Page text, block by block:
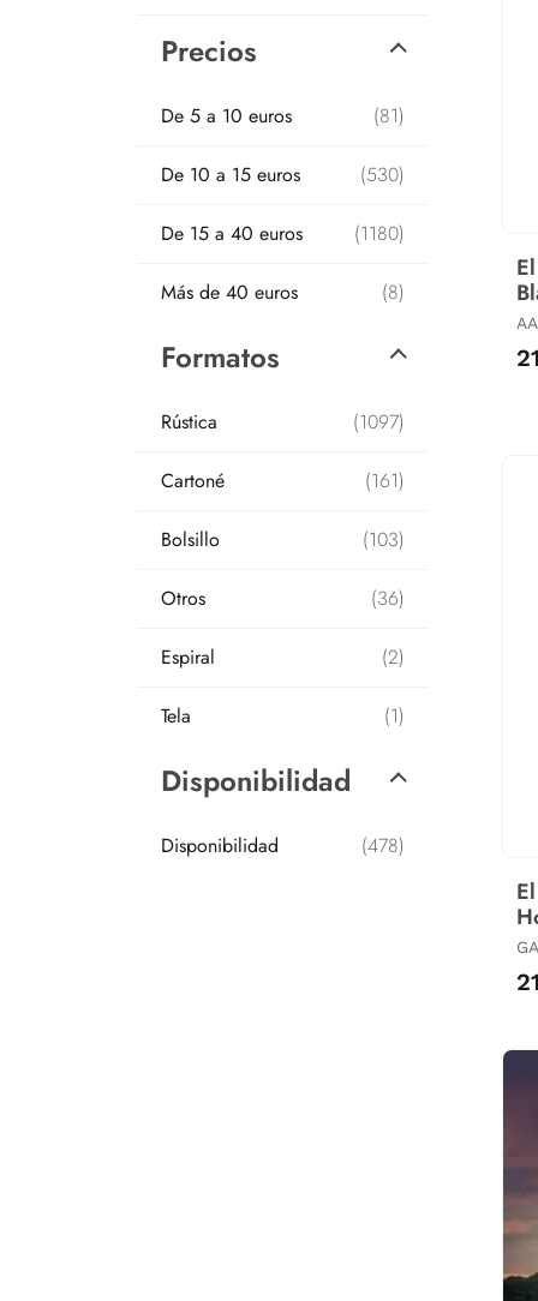
Precios
De 5 a 10 euros (81)
De 10 a 15 euros (530)
De 15 a 40 euros (1180)
Más de 40 euros (8)
Formatos
Rústica (1097)
Cartoné (161)
Bolsillo (103)
Otros (36)
Espiral (2)
Tela (1)
Disponibilidad
Disponibilidad (478)